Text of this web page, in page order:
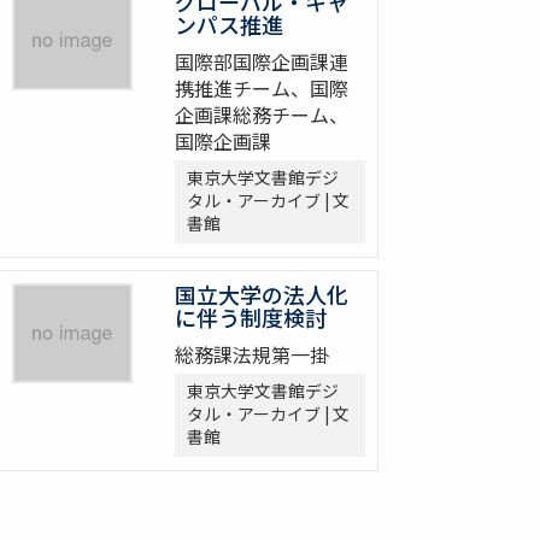
ンパス推進
国際部国際企画課連
携推進チーム、国際
企画課総務チーム、
国際企画課
東京大学文書館デジ
タル・アーカイブ | 文
書館
国立大学の法人化
に伴う制度検討
総務課法規第一掛
東京大学文書館デジ
タル・アーカイブ | 文
書館